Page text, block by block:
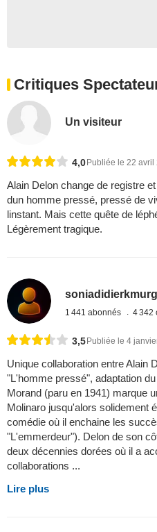
Critiques
Un visiteur
4,0 Publiée le 22 avril
Alain Delon change de registre
dun homme pressé, pressé de
linstant. Mais cette quête de
Légèrement tragique.
1 441 abonnés 4 342
3,5Publiée le 4
Unique collaboration entre Alain
"L'homme pressé", adaptation
Morand (paru en 1941) marque
Molinaro jusqu'alors solidement
comédie où il enchaine les
"L'emmerdeur"). Delon de son
deux décennies dorées où il a
collaborations ...
Lire plus